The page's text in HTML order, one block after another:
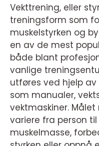
Vekttrening, eller
treningsform som
muskelstyrken og
en av de mest
både blant
vanlige
utføres ved hjelp av
som manualer,
vektmaskiner.
variere fra person
muskelmasse,